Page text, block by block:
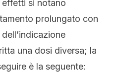
si notano
prolungato con
una dosi diversa; la
è la seguente: